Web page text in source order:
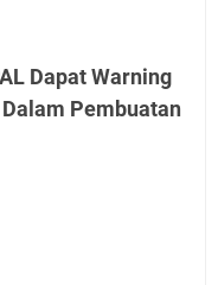
Dapat Warning
Pembuatan